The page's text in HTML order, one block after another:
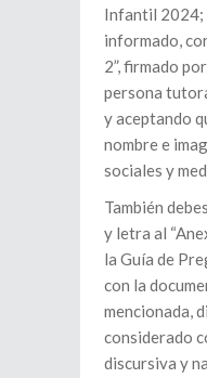
Infantil 2024;
informado,
2”, firmado
persona
y aceptando
nombre e
sociales y
También
y letra al
la Guía de
con la
mencionada,
considerado
discursiva y